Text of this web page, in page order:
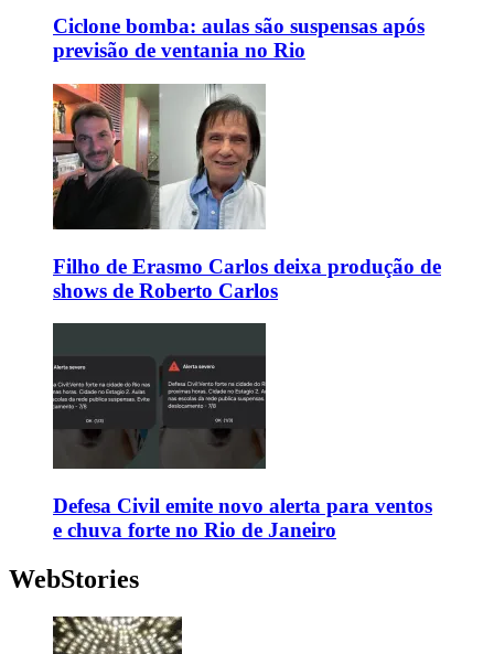
Ciclone bomba: aulas são suspensas após
previsão de ventania no Rio
Filho de Erasmo Carlos deixa produção de
shows de Roberto Carlos
Defesa Civil emite novo alerta para ventos
e chuva forte no Rio de Janeiro
WebStories